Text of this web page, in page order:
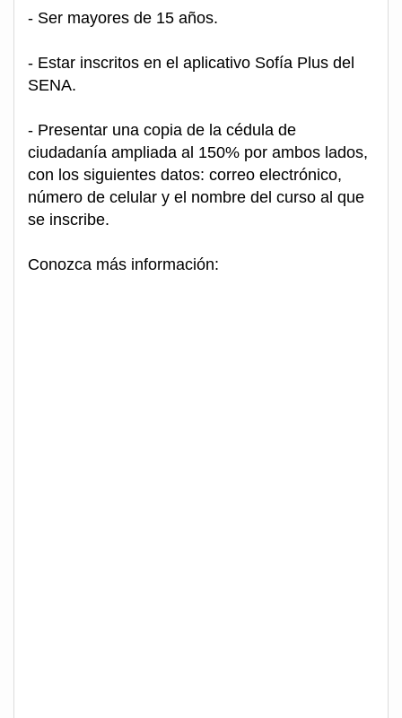
- Ser mayores de 15 años.
- Estar inscritos en el aplicativo Sofía Plus del
SENA.
- Presentar una copia de la cédula de
ciudadanía ampliada al 150% por ambos lados,
con los siguientes datos: correo electrónico,
número de celular y el nombre del curso al que
se inscribe.
Conozca más información: